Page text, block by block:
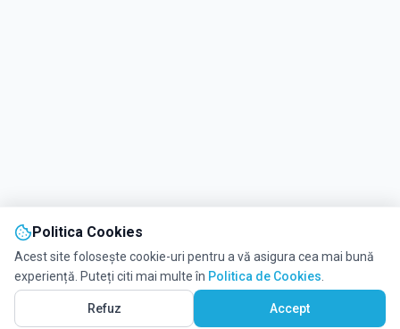
Vezi pe Hartă
Politica Cookies
Acest site folosește cookie-uri pentru a vă asigura cea mai bună
experiență. Puteți citi mai multe în Politica de Cookies
Refuz Accept